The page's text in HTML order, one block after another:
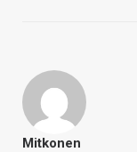
Mitkonen